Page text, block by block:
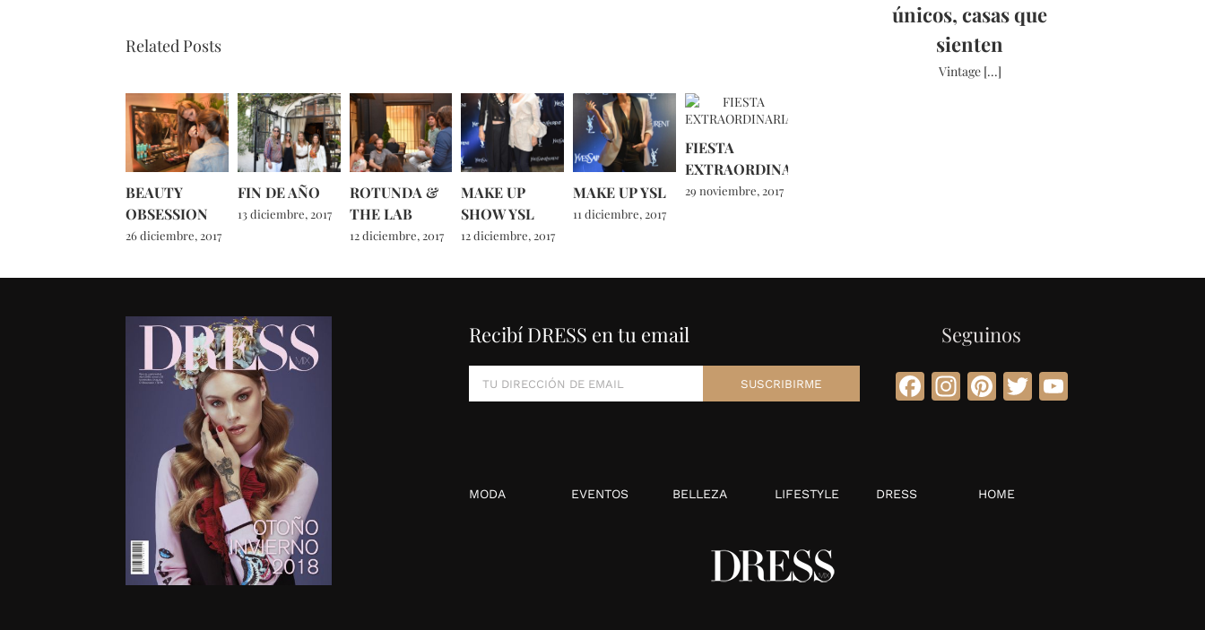
Related Posts
BEAUTY
OBSESSION
26 diciembre, 2017
FIN DE AÑO
13 diciembre, 2017
ROTUNDA &
THE LAB
12 diciembre, 2017
MAKE UP
SHOW YSL
12 diciembre, 2017
MAKE UP YSL
11 diciembre, 2017
FIESTA
EXTRAORDINARIA
29 noviembre, 2017
únicos, casas que
sienten
Vintage [...]
Recibí DRESS en tu email Seguinos
Facebook
Instagram
Pinterest
TwitterYouTube
MODA EVENTOS BELLEZA LIFESTYLE DRESS HOME